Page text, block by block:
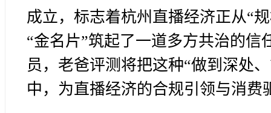
成立，标志着杭州直播经济正从“
“金名片”筑起了一道多方共治的
员，老爸评测将把这种“做到深处
中，为直播经济的合规引领与消